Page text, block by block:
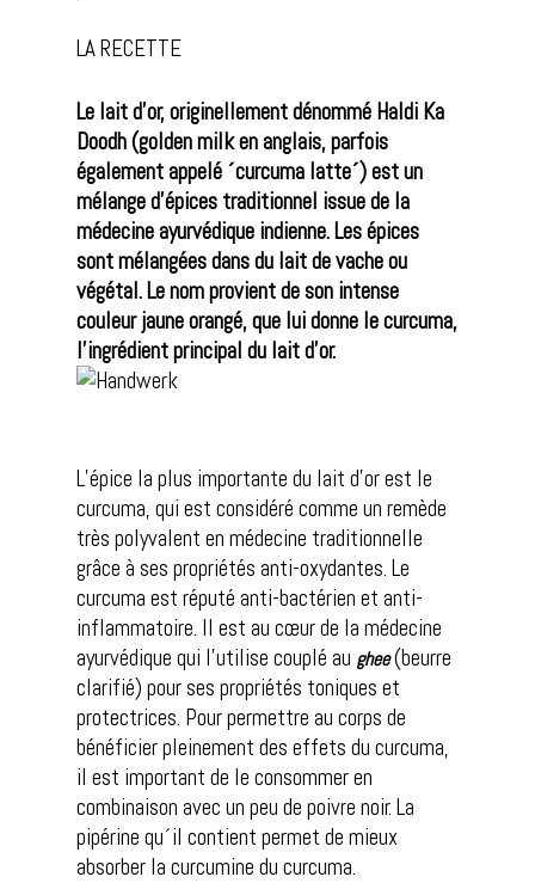
LA RECETTE
Le lait d’or, originellement dénommé Haldi Ka
Doodh(golden milk en anglais, parfois
également appelé ´curcuma latte´) est un
mélange d’épices traditionnel issue de la
médecine ayurvédique indienne. Les épices
sont mélangées dans du lait de vache ou
végétal. Le nom provient de son intense
couleur jaune orangé, que luidonne le curcuma,
l’ingrédient principal du lait d’or.
L’épice la plus importante du lait d’or est le
curcuma, qui est considéré comme un remède
très polyvalent en médecine traditionnelle
grâce à ses propriétés anti-oxydantes. Le
curcuma est réputé anti-bactérien et anti-
inflammatoire. Il est au cœur de la médecine
ayurvédique qui l’utilise couplé au ghee(beurre
clarifié) pour ses propriétés toniques et
protectrices. Pour permettre au corps de
bénéficier pleinement des effets du curcuma,
il est important de le consommer en
combinaison avec un peu de poivre noir. La
pipérine qu´il contient permet de mieux
absorber la curcumine du curcuma.